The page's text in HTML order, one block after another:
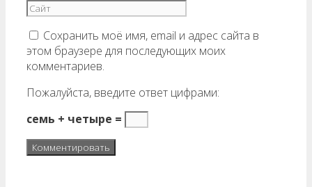
Сохранить моё имя, email и адрес сайта в
этом браузере для последующих моих
комментариев.
Пожалуйста, введите ответ цифрами:
семь + четыре =